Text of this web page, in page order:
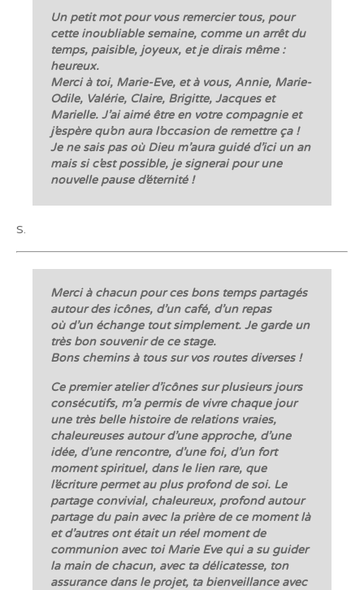
Un petit mot pour vous remercier tous, pour
cette inoubliable semaine, comme un arrêt du
temps, paisible, joyeux, et je dirais même :
heureux.
Merci à toi, Marie-Eve, et à vous, Annie, Marie-
Odile, Valérie, Claire, Brigitte, Jacques et
Marielle. J’ai aimé être en votre compagnie et
j’espère qu’on aura l’occasion de remettre ça !
Je ne sais pas où Dieu m’aura guidé d’ici un an
mais si c’est possible, je signerai pour une
nouvelle pause d’éternité !
S.
Merci à chacun pour ces bons temps partagés
autour des icônes, d’un café, d’un repas
où d’un échange tout simplement. Je garde un
très bon souvenir de ce stage.
Bons chemins à tous sur vos routes diverses !
Ce premier atelier d’icônes sur plusieurs jours
consécutifs, m’a permis de vivre chaque jour
une très belle histoire de relations vraies,
chaleureuses autour d’une approche, d’une
idée, d’une rencontre, d’une foi, d’un fort
moment spirituel, dans le lien rare, que
l’écriture permet au plus profond de soi. Le
partage convivial, chaleureux, profond autour
partage du pain avec la prière de ce moment là
et d’autres ont était un réel moment de
communion avec toi Marie Eve qui a su guider
la main de chacun, avec ta délicatesse, ton
assurance dans le projet, ta bienveillance avec